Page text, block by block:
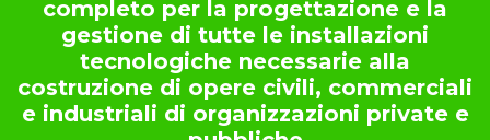
completo per la progettazione e la
gestione di tutte le installazioni
tecnologiche necessarie alla
costruzione di opere civili, commerciali
e industriali di organizzazioni private e